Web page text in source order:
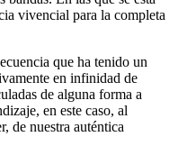
vivencial para la completa
que ha tenido un
en infinidad de
de alguna forma a
en este caso, al
de nuestra auténtica